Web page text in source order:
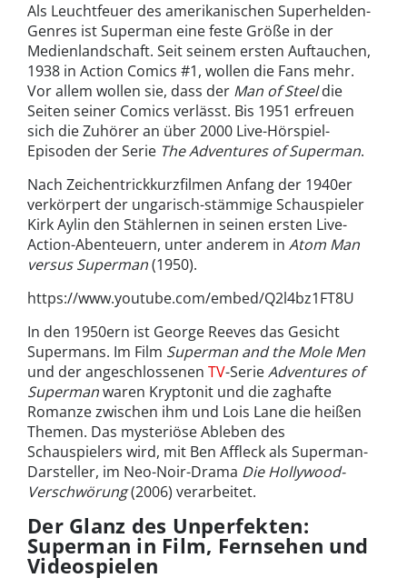
Als Leuchtfeuer des amerikanischen Superhelden-
Genres ist Superman eine feste Größe in der
Medienlandschaft. Seit seinem ersten Auftauchen,
1938 in Action Comics #1, wollen die Fans mehr.
Vor allem wollen sie, dass der Man of Steeldie
Seiten seiner Comics verlässt. Bis 1951 erfreuen
sich die Zuhörer an über 2000 Live-Hörspiel-
Episoden der Serie The Adventures of Superman.
Nach Zeichentrickkurzfilmen Anfang der 1940er
verkörpert der ungarisch-stämmige Schauspieler
Kirk Aylin den Stählernen in seinen ersten Live-
Action-Abenteuern, unter anderem in Atom Man
versus Superman(1950).
https://www.youtube.com/embed/Q2l4bz1FT8U
In den 1950ern ist George Reeves das Gesicht
Supermans. Im Film Superman and the Mole Men
und der angeschlossenen TV-SerieAdventures of
Supermanwaren Kryptonit und die zaghafte
Romanze zwischen ihm und Lois Lane die heißen
Themen. Das mysteriöse Ableben des
Schauspielers wird, mit Ben Affleck als Superman-
Darsteller, im Neo-Noir-Drama Die Hollywood-
Verschwörung(2006) verarbeitet.
Der Glanz des Unperfekten:
Superman in Film, Fernsehen und
Videospielen